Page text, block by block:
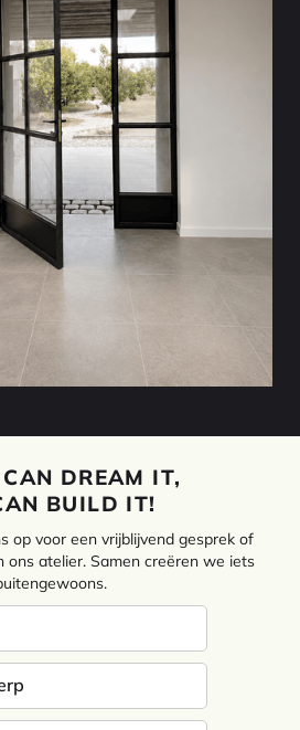
DREAM IT,
BUILD IT!
op voor een vrijblijvend gesprek of
ons atelier. Samen creëren we iets